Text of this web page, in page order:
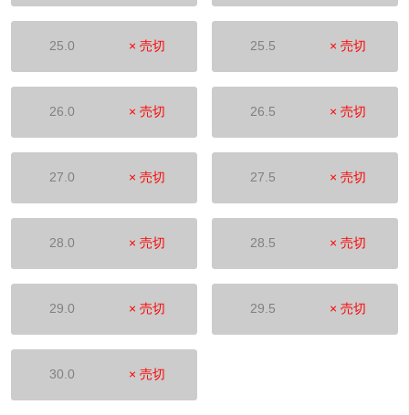
25.0 × 売切 25.5 × 売切
26.0 × 売切 26.5 × 売切
27.0 × 売切 27.5 × 売切
28.0 × 売切 28.5 × 売切
29.0 × 売切 29.5 × 売切
30.0 × 売切